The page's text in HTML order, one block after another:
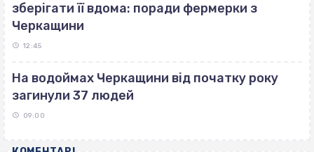
зберігати її вдома: поради фермерки з
Черкащини
12:45
На водоймах Черкащини від початку року
загинули 37 людей
09:00